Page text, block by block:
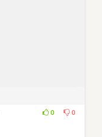
0 0